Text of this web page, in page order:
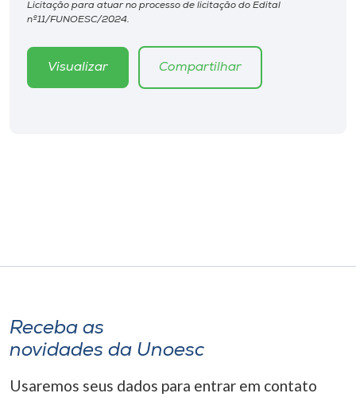
Editora
Rádio
o idioma
A-
Licitação para atuar no processo de licitação do Edital
nº11/FUNOESC/2024.
Visualizar Compartilhar
Receba as
novidades da Unoesc
Usaremos seus dados para entrar em contato